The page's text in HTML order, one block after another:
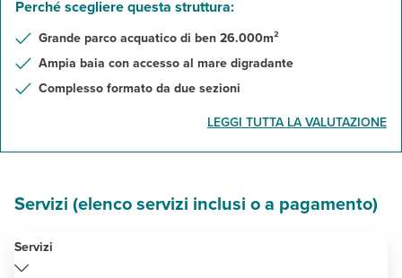
PARADISE ISLAND
Perché scegliere questa struttura:
Grande parco acquatico di ben 26.000m²
Ampia baia con accesso al mare digradante
Complesso formato da due sezioni
LEGGI TUTTA LA VALUTAZIONE
Servizi (elenco servizi inclusi o a pagamento)
Servizi